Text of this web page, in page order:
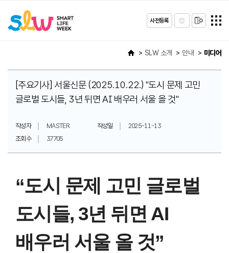
사전등록
SLW 소개 안내 미디어
[주요기사] 서울신문 (2025.10.22.) "도시 문제 고민
글로벌 도시들, 3년 뒤면 AI 배우러 서울 올 것"
작성자 MASTER 작성일
2025-11-13
조회수
37705
“도시 문제 고민 글로벌
도시들, 3년 뒤면 AI
배우러 서울 올 것”